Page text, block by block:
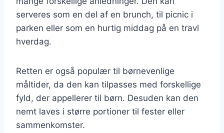
serveres som en del af en brunch, til picnic i
parken eller som en hurtig middag på en travl
hverdag.
Retten er også populær til børnevenlige
måltider, da den kan tilpasses med forskellige
fyld, der appellerer til børn. Desuden kan den
nemt laves i større portioner til fester eller
sammenkomster.